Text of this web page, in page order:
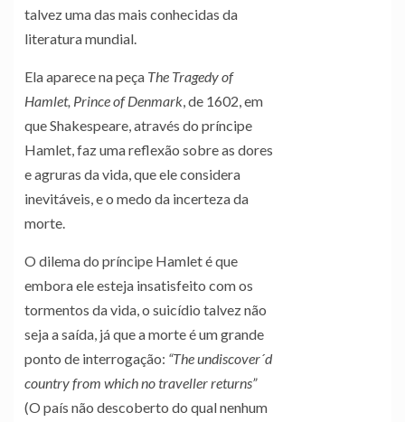
talvez uma das mais conhecidas da
literatura mundial.
Ela aparece na peça The Tragedy of
Hamlet, Prince of Denmark, de 1602, em
que Shakespeare, através do príncipe
Hamlet, faz uma reflexão sobre as dores
e agruras da vida, que ele considera
inevitáveis, e o medo da incerteza da
morte.
O dilema do príncipe Hamlet é que
embora ele esteja insatisfeito com os
tormentos da vida, o suicídio talvez não
seja a saída, já que a morte é um grande
ponto de interrogação: “The undiscover´d
country from which no traveller returns”
(O país não descoberto do qual nenhum